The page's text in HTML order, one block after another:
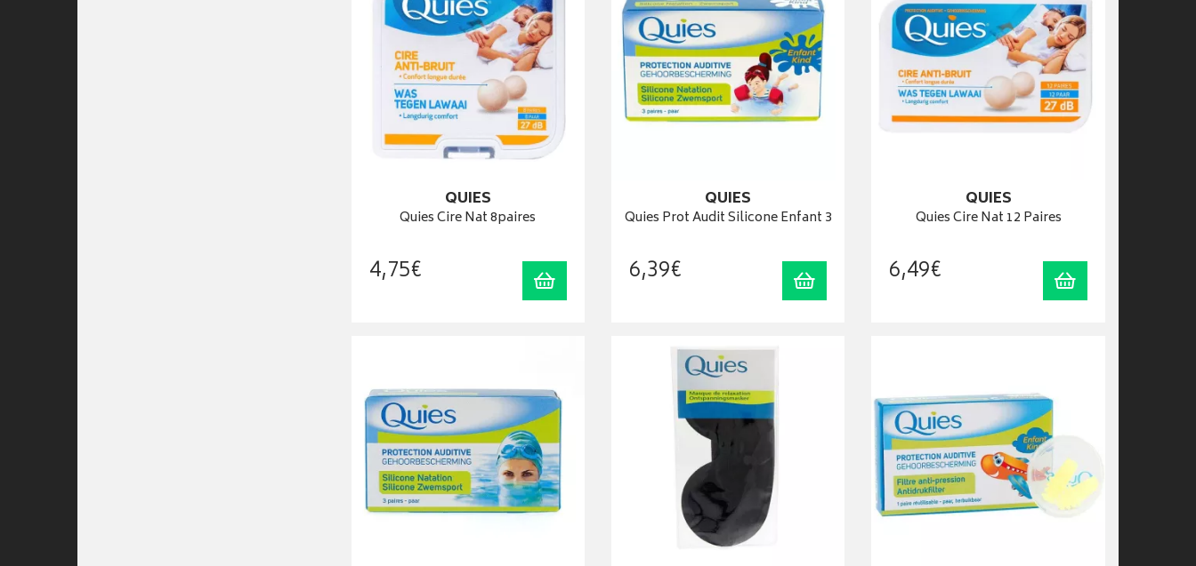
QUIES
Quies Cire Nat 8paires
4,75€ Ajouter au panier
QUIES
Quies Prot Audit Silicone Enfant 3
6,39€ Ajouter au panier
QUIES
Quies Cire Nat 12 Paires
6,49€ Ajouter au panier